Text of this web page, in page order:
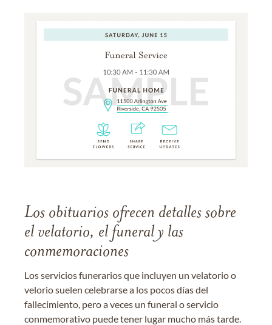
Los obituarios ofrecen detalles sobre
el velatorio, el funeral y las
conmemoraciones
Los servicios funerarios que incluyen un velatorio o
velorio suelen celebrarse a los pocos días del
fallecimiento, pero a veces un funeral o servicio
conmemorativo puede tener lugar mucho más tarde.